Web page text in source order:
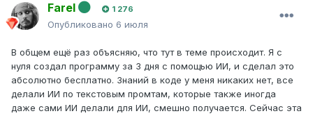
Farel 1 276
Опубликовано 6 июля
В общем ещё раз объясняю, что тут в теме происходит. Я с
нуля создал программу за 3 дня с помощью ИИ, и сделал это
абсолютно бесплатно. Знаний в коде у меня никаких нет, все
делали ИИ по текстовым промтам, которые также иногда
даже сами ИИ делали для ИИ, смешно получается. Сейчас эта